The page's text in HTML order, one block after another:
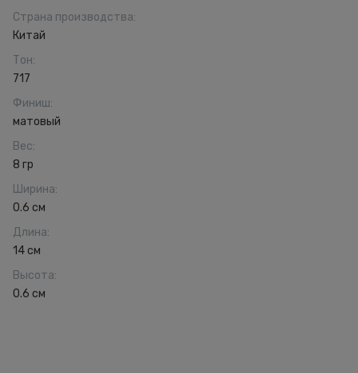
Страна производства:
Китай
Тон:
717
Финиш:
матовый
Вес:
8 гр
Ширина:
0.6 см
Длина:
14 см
Высота:
0.6 см